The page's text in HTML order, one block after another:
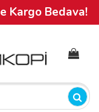
Kargo Bedava!